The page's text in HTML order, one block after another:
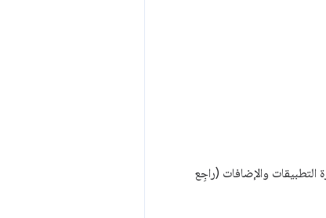
والإضافات (راجِع